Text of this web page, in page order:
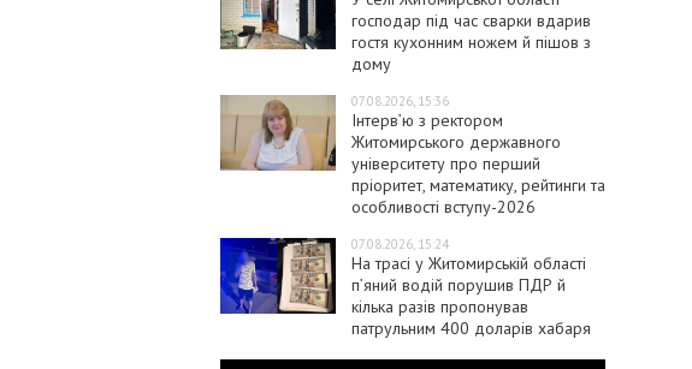
господар під час сварки вдарив
гостя кухонним ножем й пішов з
дому
07.08.2026, 15:36
Інтерв’ю з ректором
Житомирського державного
університету про перший
пріоритет, математику, рейтинги та
особливості вступу-2026
07.08.2026, 15:24
На трасі у Житомирській області
п’яний водій порушив ПДР й
кілька разів пропонував
патрульним 400 доларів хабаря